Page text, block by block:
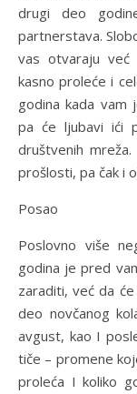
drugi deo
partnerstava.
vas otvaraju već
kasno proleće i
godina kada vam
pa će ljubavi ići
društvenih
prošlosti, pa čak i
Posao
Poslovno više
godina je pred
zaraditi, već da
deo novčanog
avgust, kao I
tiče – promene
proleća I koliko